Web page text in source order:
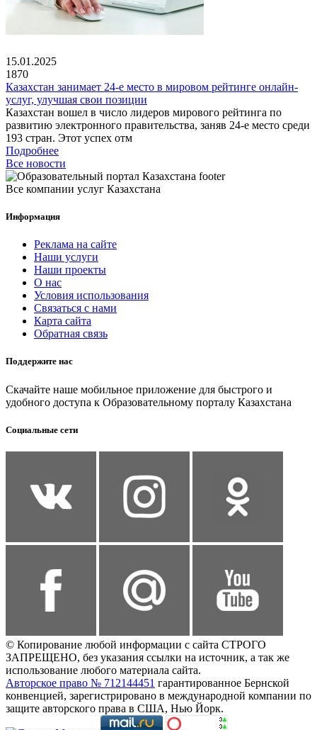
15.01.2025
1870
Казахстан занимает 24-е место в мировом рейтинге онлайн-
услуг, улучшая свои позиции
Казахстан вошел в число лидеров мирового рейтинга по
развитию электронного правительства, заняв 24-е место среди
193 стран. Этот успех отм
Подробнее
Все новости
Все компании услуг Казахстана
Информация
Реклама на сайте
Наши услуги
Наши проекты
О нас
Условия использования
Связаться с нами
Карта сайта
Обратная связь
Поддержите нас
Скачайте наше мобильное приложение для быстрого и
удобного доступа к Образовательному порталу Казахстана
Социальные сети
© Копирование любой информации с сайта СТРОГО
ЗАПРЕЩЕНО, без указания ссылки на источник, а так же
использование любого материала сайта.
Авторское право № 712144451 гарантированное Бернской
конвенцией, зарегистрировано в международной компании по
защите авторского права в США, Нью Йорк.